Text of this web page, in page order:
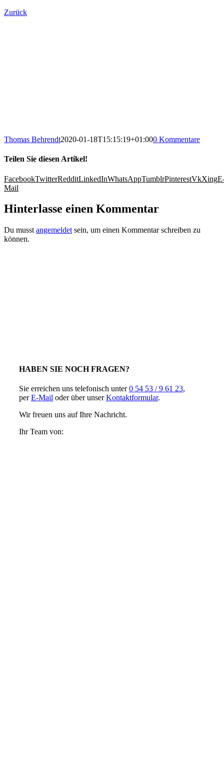
Zurück
Thomas Behrendt2020-01-18T15:15:19+01:000 Kommentare
Teilen Sie diesen Artikel!
FacebookTwitterRedditLinkedInWhatsAppTumblrPinterestVkXing
Mail
Hinterlasse einen Kommentar
Du musst angemeldet sein, um einen Kommentar schreiben zu
können.
HABEN SIE NOCH FRAGEN?
Sie erreichen uns telefonisch unter0 54 53 / 9 61 23,
perE-Mail oder über unserKontaktformular.
Wir freuen uns auf Ihre Nachricht.
Ihr Team von: